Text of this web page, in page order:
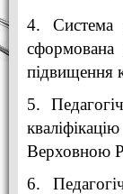
4. Система
підвищення
5.
Верховною
6.